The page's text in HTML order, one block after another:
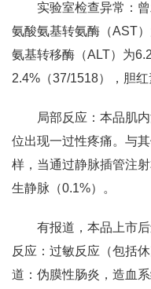
实验室检查异常：
氨酸氨基转氨酶（AST
氨基转移酶（ALT）为
2.4%（37/1518），胆红
局部反应：本品肌
位出现一过性疼痛。与
样，当通过静脉插管注
生静脉（0.1%）。
有报道，本品上市
反应：过敏反应（包括
道：伪膜性肠炎，造血